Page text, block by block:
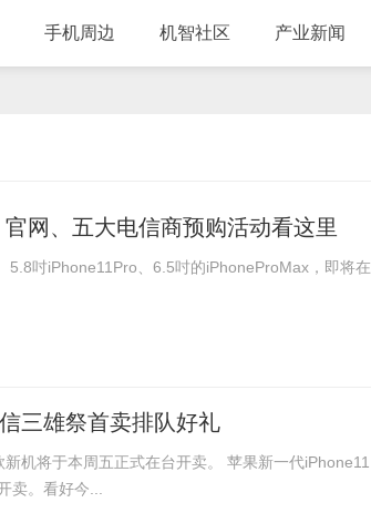
手机周边 机智社区 产业新闻
网、五大电信商预购活动看这里
5.8吋iPhone11Pro、6.5吋的iPhoneProMax，即将在
三雄祭首卖排队好礼
机将于本周五正式在台开卖。 苹果新一代iPhone11
卖。看好今...